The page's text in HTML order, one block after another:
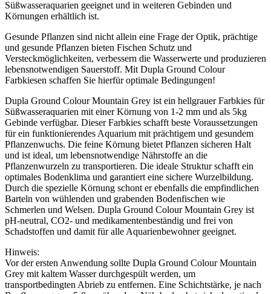
Süßwasseraquarien geeignet und in weiteren Gebinden und
Körnungen erhältlich ist.
Gesunde Pflanzen sind nicht allein eine Frage der Optik, prächtige
und gesunde Pflanzen bieten Fischen Schutz und
Versteckmöglichkeiten, verbessern die Wasserwerte und produzieren
lebensnotwendigen Sauerstoff. Mit Dupla Ground Colour
Farbkiesen schaffen Sie hierfür optimale Bedingungen!
Dupla Ground Colour Mountain Grey ist ein hellgrauer Farbkies für
Süßwasseraquarien mit einer Körnung von 1-2 mm und als 5kg
Gebinde verfügbar. Dieser Farbkies schafft beste Voraussetzungen
für ein funktionierendes Aquarium mit prächtigem und gesundem
Pflanzenwuchs. Die feine Körnung bietet Pflanzen sicheren Halt
und ist ideal, um lebensnotwendige Nährstoffe an die
Pflanzenwurzeln zu transportieren. Die ideale Struktur schafft ein
optimales Bodenklima und garantiert eine sichere Wurzelbildung.
Durch die spezielle Körnung schont er ebenfalls die empfindlichen
Barteln von wühlenden und grabenden Bodenfischen wie
Schmerlen und Welsen. Dupla Ground Colour Mountain Grey ist
pH-neutral, CO2- und medikamentenbeständig und frei von
Schadstoffen und damit für alle Aquarienbewohner geeignet.
Hinweis:
Vor der ersten Anwendung sollte Dupla Ground Colour Mountain
Grey mit kaltem Wasser durchgespült werden, um
transportbedingten Abrieb zu entfernen. Eine Schichtstärke, je nach